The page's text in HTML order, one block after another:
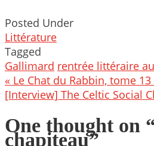
Posted Under
Littérature
Tagged
Gallimard rentrée littéraire
Post
navigation
« Le Chat du Rabbin, tome
[Interview] The Celtic Social
One thought on
chapiteau”